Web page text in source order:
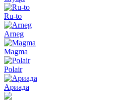
Ru-to
Arneg
Magma
Polair
Ариада